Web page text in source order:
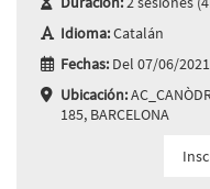
Idioma:Catalán
Fechas: Del 07/06/
Ubicación:
185, BARCELONA